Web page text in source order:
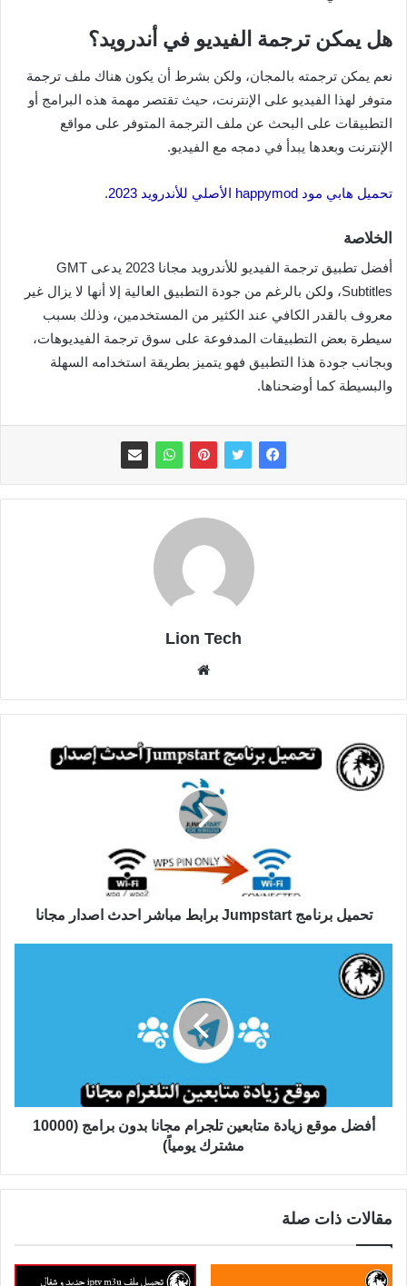
هل يمكن ترجمة الفيديو في أندرويد؟
نعم يمكن ترجمته بالمجان، ولكن بشرط أن يكون هناك ملف ترجمة
متوفر لهذا الفيديو على الإنترنت، حيث تقتصر مهمة هذه البرامج أو
التطبيقات على البحث عن ملف الترجمة المتوفر على مواقع
الإنترنت وبعدها يبدأ في دمجه مع الفيديو.
تحميل هابي مود happymod الأصلي للأندرويد 2023 .
الخلاصة
أفضل تطبيق ترجمة الفيديو للأندرويد مجانا 2023 يدعى GMT
Subtitles، ولكن بالرغم من جودة التطبيق العالية إلا أنها لا يزال غير
معروف بالقدر الكافي عند الكثير من المستخدمين، وذلك بسبب
سيطرة بعض التطبيقات المدفوعة على سوق ترجمة الفيديوهات،
وبجانب جودة هذا التطبيق فهو يتميز بطريقة استخدامه السهلة
والبسيطة كما أوضحناها.
Lion Tech
تحميل برنامج Jumpstart برابط مباشر احدث اصدار مجانا
أفضل موقع زيادة متابعين تلجرام مجانا بدون برامج (10000
مشترك يومياً)
مقالات ذات صلة